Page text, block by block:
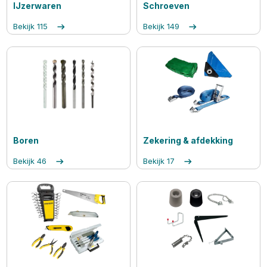
IJzerwaren
Bekijk115
Schroeven
Bekijk 149
Boren
Bekijk46
Zekering & afdekking
Bekijk 17